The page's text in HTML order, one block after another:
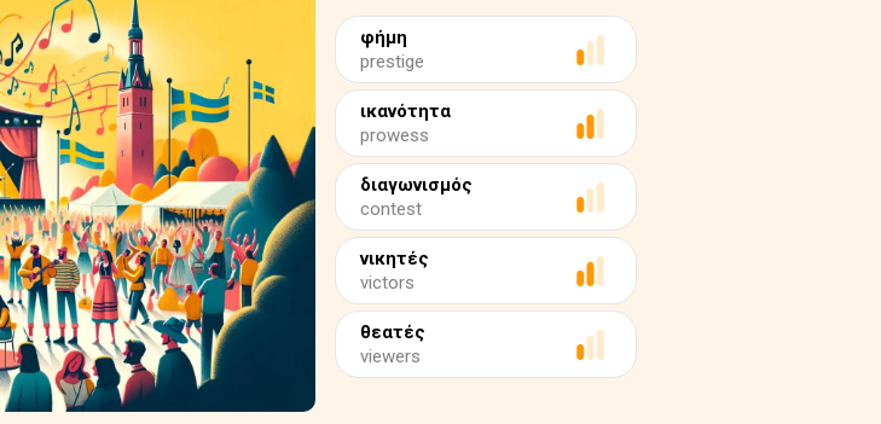
φήμη
prestige
ικανότητα
prowess
διαγωνισμός
contest
νικητές
victors
θεατές
viewers